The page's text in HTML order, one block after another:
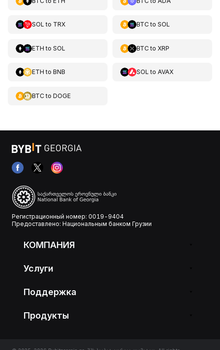
SOL to TRX BTCto SOL
ETH to SOL BTCto XRP
ETH to BNB SOL to AVAX
BTCto DOGE
Регистрационный номер: 0019-9404
Предоставлено: Национальным банком Грузии
КОМПАНИЯ
Услуги
Поддержка
Продукты